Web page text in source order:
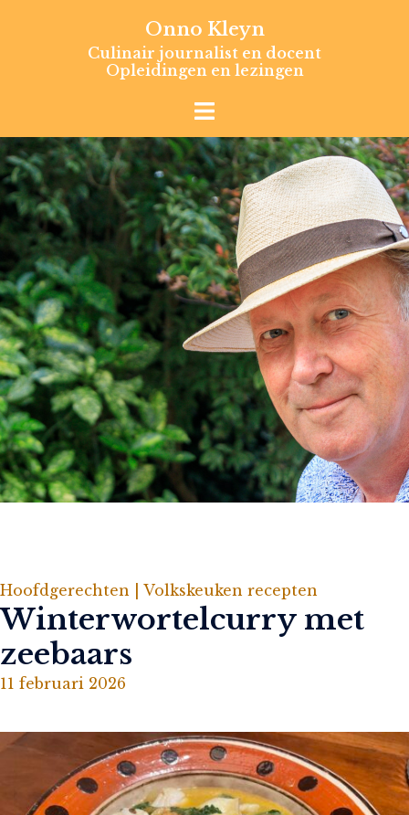
Onno Kleyn
Culinair journalist en docent
Opleidingen en lezingen
Hoofdgerechten | Volkskeuken recepten
Winterwortelcurry met
zeebaars
11 februari 2026